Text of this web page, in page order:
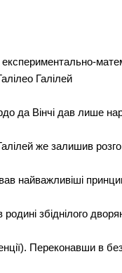
Галілей
да Вінчі дав лише
же залишив
найважливіші
збіднілого
Переконавши в